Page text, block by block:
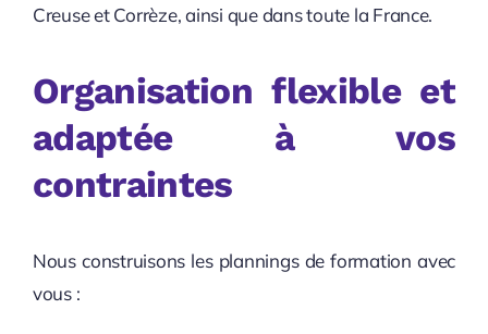
Creuse et Corrèze, ainsi que dans toute la France.
Organisation flexible et
adaptée à vos
contraintes
Nous construisons les plannings de formation avec
vous :